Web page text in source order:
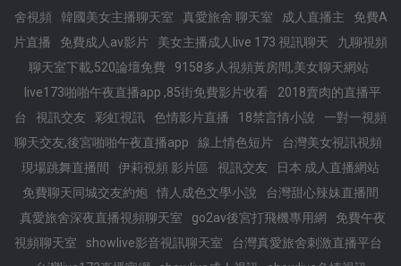
舍視頻
韓國美女主播聊天室 真愛旅舍 聊天室 成人直播主
免費A
片直播
免費成人av影片 美女主播成人live 173 視訊聊天
九聊視頻
聊天室下載,520論壇免費
9158多人視頻黃房間,美女聊天網站
live173啪啪午夜直播app ,85街免費影片收看
2018賣肉的直播平
台
視訊交友 彩虹視訊 色情影片直播 18禁言情小說
一對一視頻
聊天交友,後宮啪啪午夜直播app
線上情色短片
台灣美女視訊視頻
現場跳舞直播間
伊莉視頻 影片區 視訊交友
日本 成人直播網站
免費聊天同城交友約炮
情人成色文學小說
台灣甜心辣妹直播間
真愛旅舍深夜直播視頻聊天室
go2av後宮打飛機專用網
免費午夜
視頻聊天室
showlive影音視訊聊天室
台灣真愛旅舍刺激直播平台